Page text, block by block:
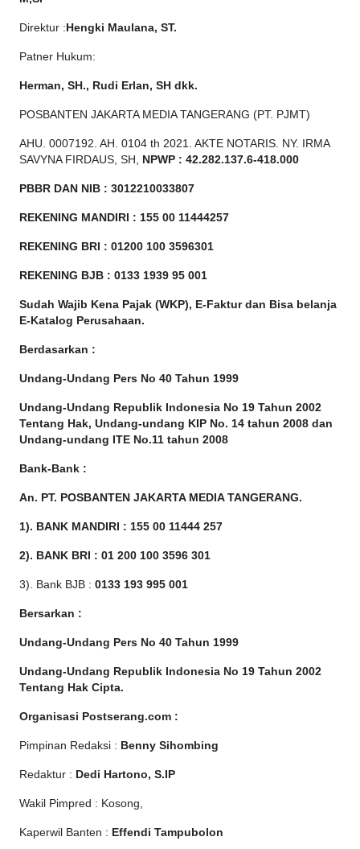
Direktur : Hengki Maulana, ST.
Patner Hukum:
Herman, SH., Rudi Erlan, SH dkk.
POSBANTEN JAKARTA MEDIA TANGERANG (PT. PJMT)
AHU. 0007192. AH. 0104 th 2021. AKTE NOTARIS. NY. IRMA
SAVYNA FIRDAUS, SH,
NPW P : 42.282.137.6-418.000
PBBR DAN NIB : 3012210033807
REKENING MANDIRI : 155 00 11444257
REKENING BRI : 01200 100 3596301
REKENING BJB : 0133 1939 95 001
Sudah Wajib Kena Pajak (WKP), E-Faktur dan Bisa belanja
E-Katalog Perusahaan.
Berdasarkan :
Undang-Undang Pers No 40 Tahun 1999
Undang-Undang Republik Indonesia No 19 Tahun 2002
Tentang Hak, Undang-undang KIP No. 14 tahun 2008 dan
Undang-undang ITE No.11 tahun 2008
Bank-Bank :
An. PT. POSBANTEN JAKARTA MEDIA TANGERANG.
1). BANK MANDIRI : 155 00 11444 257
2). BANK BRI : 01 200 100 3596 301
3). Bank BJB : 0133 193 995 001
Bersarkan :
Undang-Undang Pers No 40 Tahun 1999
Undang-Undang Republik Indonesia No 19 Tahun 2002
Tentang Hak Cipta.
Organisasi Postserang.com :
Pimpinan Redaksi : Benny Sihombing
Redaktur : Dedi Hartono, S.IP
Wakil Pimpred : Kosong,
Kaperwil Banten : Effendi Tampubolon